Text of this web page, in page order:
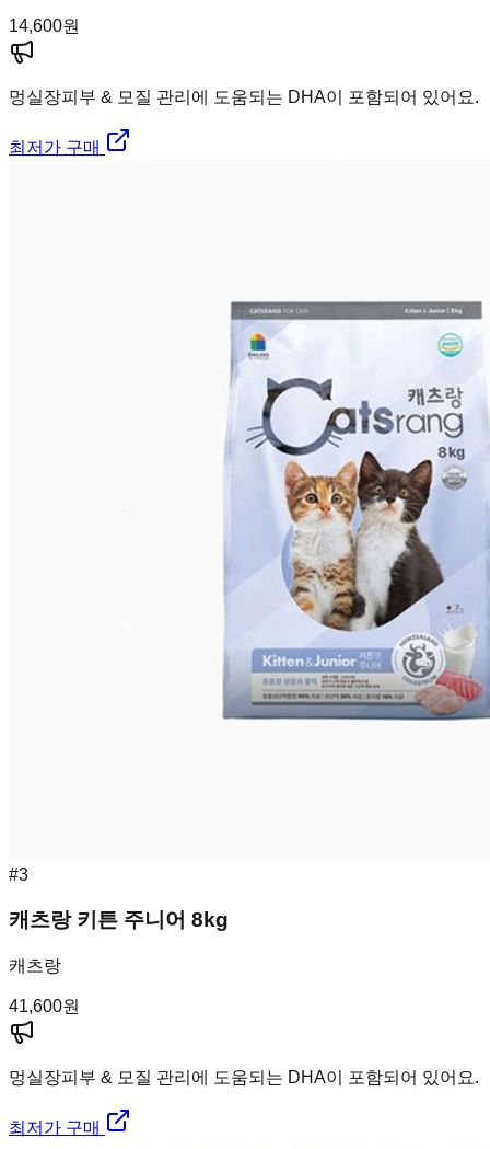
14,600원
멍실장피부 & 모질 관리에 도움되는 DHA이 포함되어 있어요.
최저가 구매
#3
캐츠랑 키튼 주니어 8kg
캐츠랑
41,600원
멍실장피부 & 모질 관리에 도움되는 DHA이 포함되어 있어요.
최저가 구매